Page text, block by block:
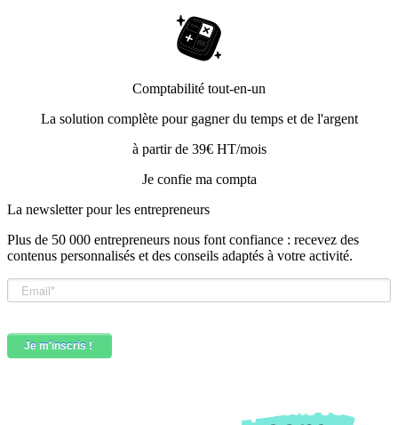
Comptabilité tout-en-un
La solution complète pour gagner du temps et de l'argent
à partir de 39€ HT/mois
Je confie ma compta
La newsletter pour les entrepreneurs
Plus de 50 000 entrepreneurs nous font confiance : recevez des
contenus personnalisés et des conseils adaptés à votre activité.